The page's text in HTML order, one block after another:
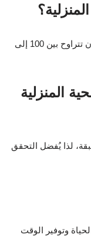
تختلف التكلفة حسب نوع الخدمة، لكن يمكن أن تتراوح بين 100 إلى
المنزلية
لذا يُفضل التحقق
وتوفير الوقت